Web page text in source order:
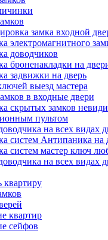
замка входной
электромагнитного
доводчиков
броненакладки на
задвижки на дверь
выезд мастера
в входные двери
скрытых замков
пультом
на всех видах
систем Антипаника на
систем мастер ключ
на всех видах
квартиру
квартир
сейфов